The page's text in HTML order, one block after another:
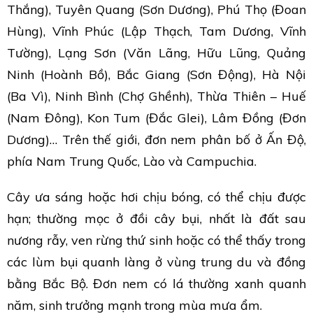
Thắng), Tuyên Quang (Sơn Dương), Phú Thọ (Đoan
Hùng), Vĩnh Phúc (Lập Thạch, Tam Dương, Vĩnh
Tường), Lạng Sơn (Văn Lãng, Hữu Lũng, Quảng
Ninh (Hoành Bồ), Bắc Giang (Sơn Động), Hà Nội
(Ba Vì), Ninh Bình (Chợ Ghềnh), Thừa Thiên – Huế
(Nam Đông), Kon Tum (Đắc Glei), Lâm Đồng (Đơn
Dương)… Trên thế giới, đơn nem phân bố ở Ấn Độ,
phía Nam Trung Quốc, Lào và Campuchia.
Cây ưa sáng hoặc hơi chịu bóng, có thể chịu được
hạn; thường mọc ở đồi cây bụi, nhất là đất sau
nương rẫy, ven rừng thứ sinh hoặc có thể thấy trong
các lùm bụi quanh làng ở vùng trung du và đồng
bằng Bắc Bộ. Đơn nem có lá thường xanh quanh
năm, sinh trưởng mạnh trong mùa mưa ẩm.